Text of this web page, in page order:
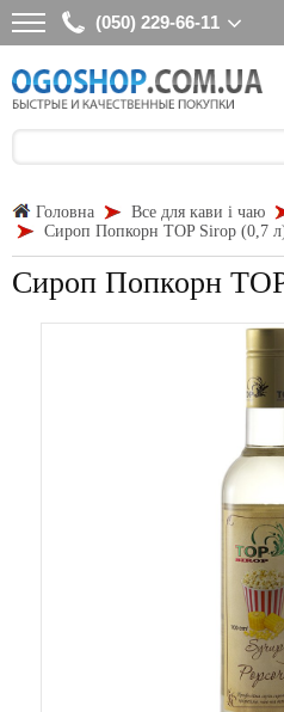
(050) 229-66-11
Головна Все для кави і чаю
Сироп Попкорн TOP Sirop (0,7
Сироп Попкорн